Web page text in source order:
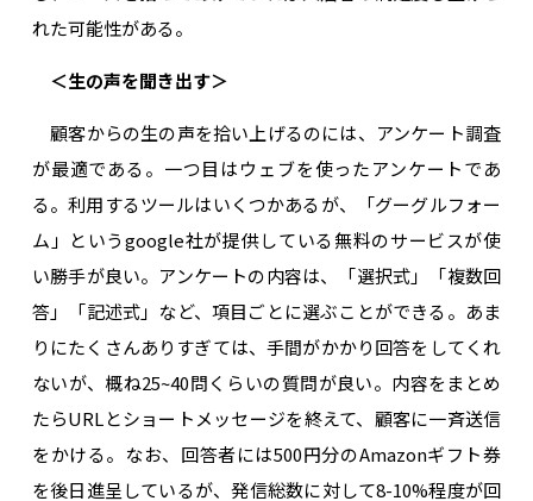
れた可能性がある。
＜生の声を聞き出す＞
顧客からの生の声を拾い上げるのには、アンケート調査
が最適である。一つ目はウェブを使ったアンケートであ
る。利用するツールはいくつかあるが、「グーグルフォー
ム」というgoogle社が提供している無料のサービスが使
い勝手が良い。アンケートの内容は、「選択式」「複数回
答」「記述式」など、項目ごとに選ぶことができる。あま
りにたくさんありすぎては、手間がかかり回答をしてくれ
ないが、概ね25~40問くらいの質問が良い。内容をまとめ
たらURLとショートメッセージを終えて、顧客に一斉送信
をかける。なお、回答者には500円分のAmazonギフト券
を後日進呈しているが、発信総数に対して8-10%程度が回